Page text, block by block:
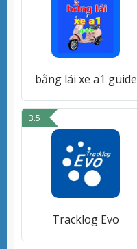
bằng lái xe a1 guide
3.5
Tracklog Evo